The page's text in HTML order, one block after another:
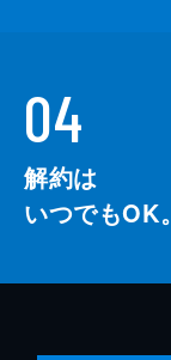
04
解約は
いつでもOK。